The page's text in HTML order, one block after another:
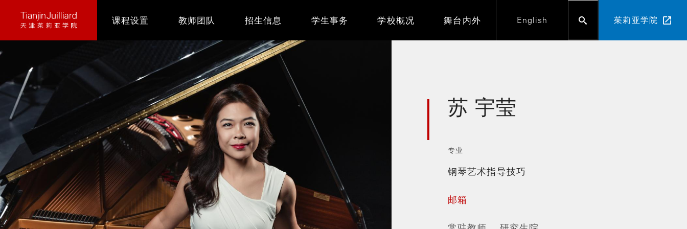
容
navigation
课程设置 教师团队 招生信息 学生事务 学校概况 舞台内外 English 茱莉亚学院
苏 宇莹
专业
钢琴艺术指导技巧
邮箱